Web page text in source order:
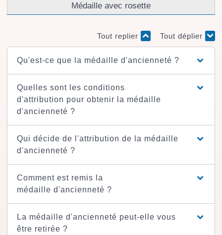
Médaille avec rosette
Tout replier Tout déplier
Qu'est-ce que la médaille d'ancienneté ?
Quelles sont les conditions
d'attribution pour obtenir la médaille
d'ancienneté ?
Qui décide de l'attribution de la médaille
d'ancienneté ?
Comment est remis la
médaille d'ancienneté ?
La médaille d'ancienneté peut-elle vous
être retirée ?